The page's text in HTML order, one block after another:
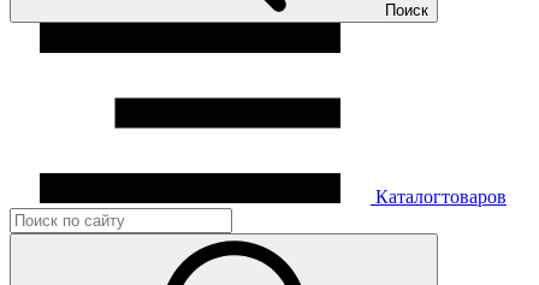
Поиск
Каталогтоваров